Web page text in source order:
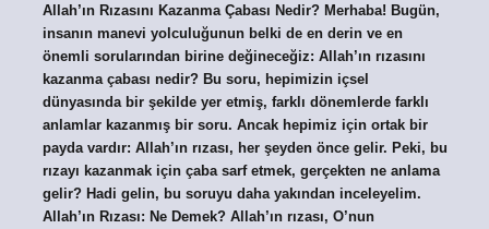
Allah’ın Rızasını Kazanma Çabası Nedir? Merhaba! Bugün,
insanın manevi yolculuğunun belki de en derin ve en
önemli sorularından birine değineceğiz: Allah’ın rızasını
kazanma çabası nedir? Bu soru, hepimizin içsel
dünyasında bir şekilde yer etmiş, farklı dönemlerde farklı
anlamlar kazanmış bir soru. Ancak hepimiz için ortak bir
payda vardır: Allah’ın rızası, her şeyden önce gelir. Peki, bu
rızayı kazanmak için çaba sarf etmek, gerçekten ne anlama
gelir? Hadi gelin, bu soruyu daha yakından inceleyelim.
Allah’ın Rızası: Ne Demek? Allah’ın rızası, O’nun